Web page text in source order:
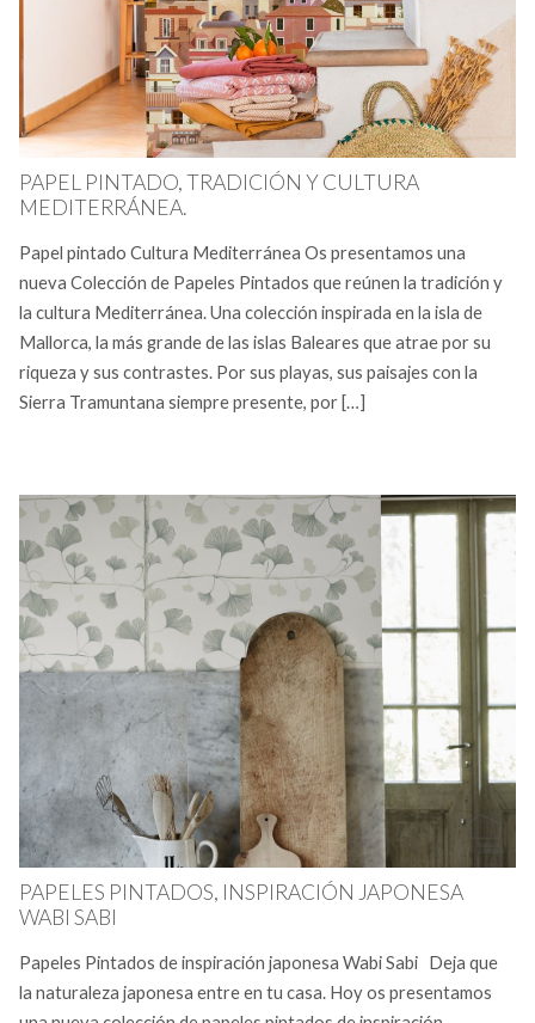
PAPEL PINTADO, TRADICIÓN Y CULTURA
MEDITERRÁNEA.
Papel pintado Cultura Mediterránea Os presentamos una
nueva Colección de Papeles Pintados que reúnen la tradición y
la cultura Mediterránea. Una colección inspirada en la isla de
Mallorca, la más grande de las islas Baleares que atrae por su
riqueza y sus contrastes. Por sus playas, sus paisajes con la
Sierra Tramuntana siempre presente, por […]
PAPELES PINTADOS, INSPIRACIÓN JAPONESA
WABI SABI
Papeles Pintados de inspiración japonesa Wabi Sabi Deja que
la naturaleza japonesa entre en tu casa. Hoy os presentamos